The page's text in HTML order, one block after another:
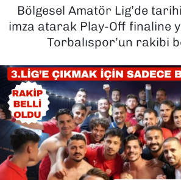
Bölgesel Amatör Lig’de
imza atarak Play-Off finaline
Torbalıspor’un rakibi
KÜLTÜR SANAT
MAGAZİN
POLİTİKA
SAĞLIK
SPOR
TEKNOLOJİ
Son Dakika Haberleri
Haber Arşivi